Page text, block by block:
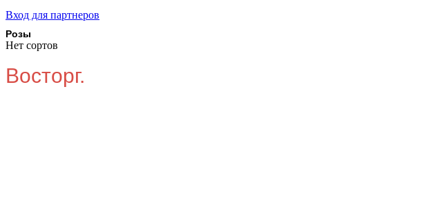
Вход для партнеров
Розы
Нет сортов
Восторг.